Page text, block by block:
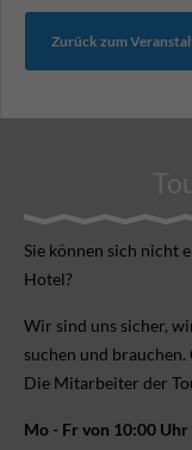
Zurück zum
Sie können sich nicht
Hotel?
Wir sind uns sicher,
suchen und
Die Mitarbeiter der
Mo - Fr von 10:00